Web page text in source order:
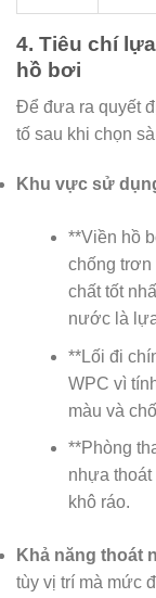
4. Tiêu chí
hồ bơi
Để đưa ra quyết
tố sau khi chọn
Khu vực sử
**Viền hồ
chống
chất tốt
nước là
**Lối đi
WPC vì
màu và
**Phòng
nhựa
khô ráo.
Khả năng thoát
tùy vị trí mà mức